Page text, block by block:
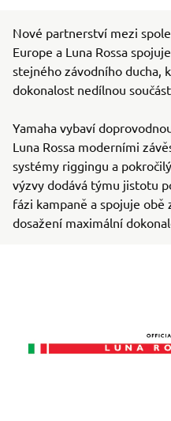
Nové partnerství mezi
Europe a Luna Rossa
stejného závodního ducha,
dokonalost nedílnou
Yamaha vybaví
Luna Rossa moderními
systémy riggingu a
výzvy dodává týmu jistotu
fázi kampaně a spojuje obě
dosažení maximální